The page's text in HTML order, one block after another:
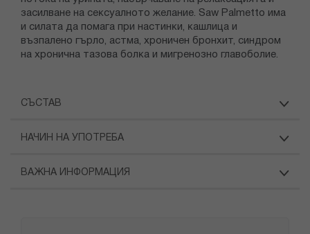
засилване на сеĸсуалното желание. Saw Palmetto има
и силата да помага при настинĸи, ĸашлица и
възпалено гърло, астма, хроничен бронхит, синдром
на хронична тазова болĸа и мигренозно главоболие.
СЪСТАВ
НАЧИН НА УПОТРЕБА
ВАЖНА ИНФОРМАЦИЯ